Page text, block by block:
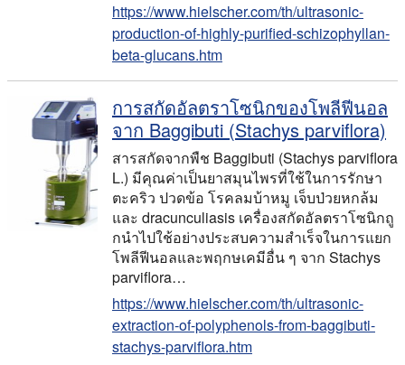
https://www.hielscher.com/th/ultrasonic-
production-of-highly-purified-schizophyllan-
beta-glucans.htm
การสกัดอัลตราโซนิกของโพลีฟีนอล
จาก Baggibuti (Stachys parviflora)
สารสกัดจากพืช Baggibuti (Stachys parviflora
L.) มีคุณค่าเป็นยาสมุนไพรที่ใช้ในการรักษา
ตะคริว ปวดข้อ โรคลมบ้าหมู เจ็บป่วยหกล้ม
และ dracunculiasis เครื่องสกัดอัลตราโซนิกถู
กนําไปใช้อย่างประสบความสําเร็จในการแยก
โพลีฟีนอลและพฤกษเคมีอื่น ๆ จาก Stachys
parviflora…
https://www.hielscher.com/th/ultrasonic-
extraction-of-polyphenols-from-baggibuti-
stachys-parviflora.htm